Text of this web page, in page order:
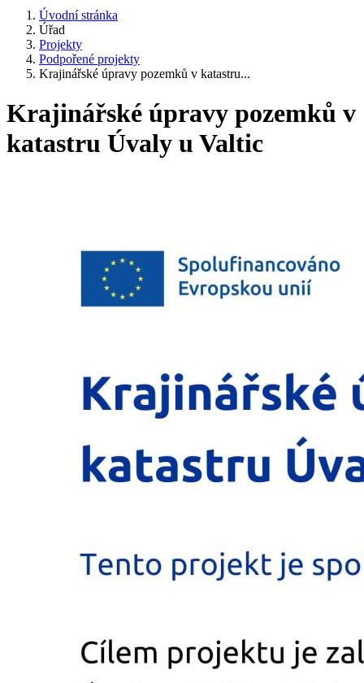
Úvodní stránka
Úřad
Projekty
Podpořené projekty
Krajinářské úpravy pozemků v katastru...
Krajinářské úpravy pozemků v
katastru Úvaly u Valtic